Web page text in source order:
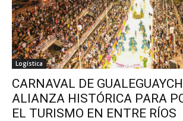
Logística
CARNAVAL DE
ALIANZA HISTÓRICA PARA
EL TURISMO EN ENTRE RÍOS